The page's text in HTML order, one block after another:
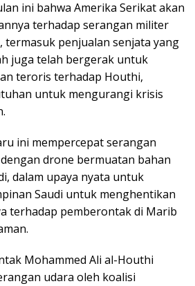
ini bahwa Amerika Serikat akan
terhadap serangan militer
termasuk penjualan senjata yang
juga telah bergerak untuk
teroris terhadap Houthi,
untuk mengurangi krisis
ini mempercepat serangan
drone bermuatan bahan
dalam upaya nyata untuk
Saudi untuk menghentikan
terhadap pemberontak di Marib
Mohammed Ali al-Houthi
udara oleh koalisi